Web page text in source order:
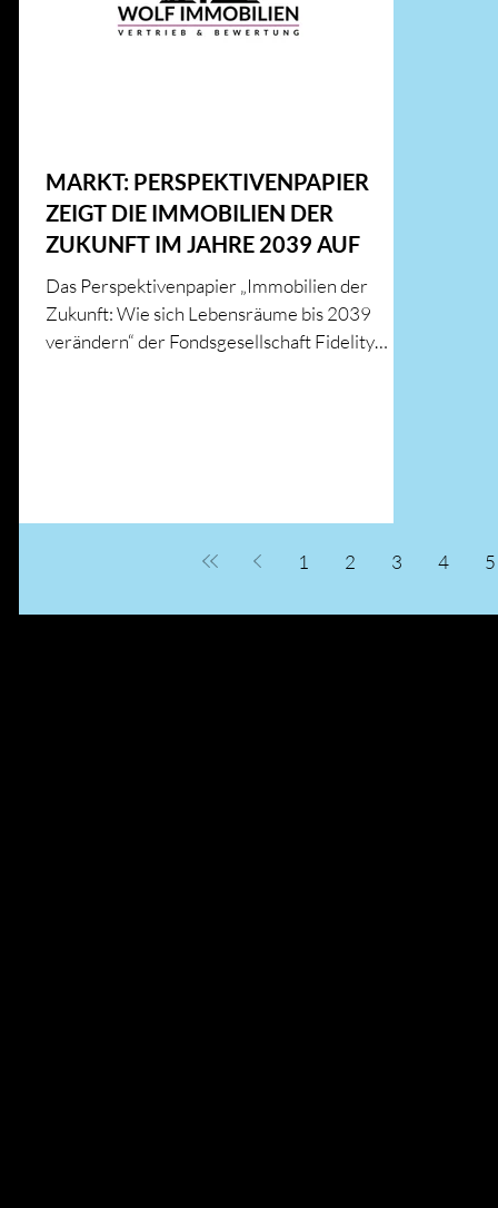
MARKT: PERSPEKTIVENPAPIER
ZEIGT DIE IMMOBILIEN DER
ZUKUNFT IM JAHRE 2039 AUF
Das Perspektivenpapier „Immobilien der
Zukunft: Wie sich Lebensräume bis 2039
verändern“ der Fondsgesellschaft Fidelity
1 2 3 4 5